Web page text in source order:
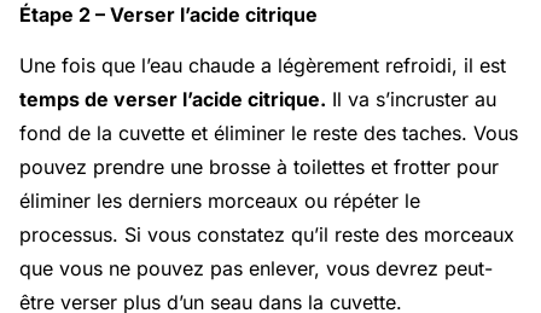
Étape 2 – Verser l’acide citrique
Une fois que l’eau chaude a légèrement refroidi, il est
temps de verser l’acide citrique. Il va s’incruster au
fond de la cuvette et éliminer le reste des taches. Vous
pouvez prendre une brosse à toilettes et frotter pour
éliminer les derniers morceaux ou répéter le
processus. Si vous constatez qu’il reste des morceaux
que vous ne pouvez pas enlever, vous devrez peut-
être verser plus d’un seau dans la cuvette.